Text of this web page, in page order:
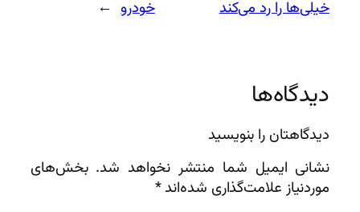
خیلی‌ها را رد می‌کند
خودرو →
دیدگاه‌ها
دیدگاهتان را بنویسید
نشانی ایمیل شما منتشر نخواهد شد. بخش‌های
موردنیاز علامت‌گذاری شده‌اند*